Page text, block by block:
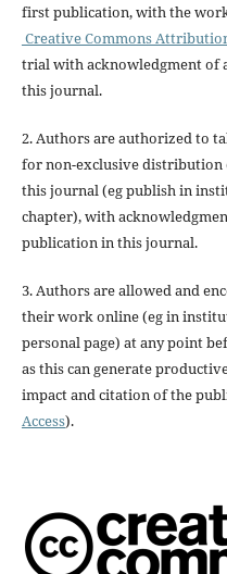
first publication, with the
Creative Commons
trial with acknowledgment of
this journal.
2. Authors are authorized to
for non-exclusive
this journal (eg publish in
chapter), with
publication in this journal.
3. Authors are allowed and
their work online (eg in
personal page) at any point
as this can generate
impact and citation of the
Access).